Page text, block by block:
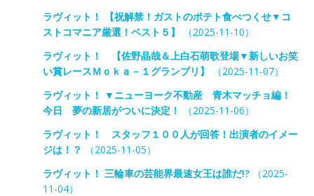
ラヴィット！ 【祝解禁！ガストのポテト食べつくせ▼コ
ストコマニア厳選！ベスト５】
（2025-11-10）
ラヴィット！ 【佐野晶哉＆上白石萌歌登場▼新しいお笑
い賞レースＭｏｋａ－１グランプリ】
（2025-11-07）
ラヴィット！ ▼ニューヨーク不動産 青木マッチョ編！
今日 夢の新居がついに決定！
（2025-11-06）
ラヴィット！ スタッフ１００人が回答！出演者のイメー
ジは！？
（2025-11-05）
ラヴィット！ 三輪車の芸能界最速女王は誰だ!?（2025-
11-04）